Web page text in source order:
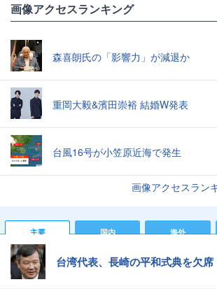
画像アクセスランキング
森喜朗氏の「影響力」が減退か
重岡大毅&濱田崇裕 結婚W発表
台風16号が小笠原近海で発生
画像アクセスラン
主要 国内 海外
台湾代表、長崎の平和式典を欠席